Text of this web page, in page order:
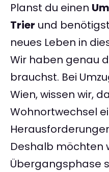
Planst du einen
Trier und
neues Leben in
Wir haben genau
brauchst. Bei
Wien, wissen wir,
Wohnortwechsel
Deshalb möchten
Übergangsphase